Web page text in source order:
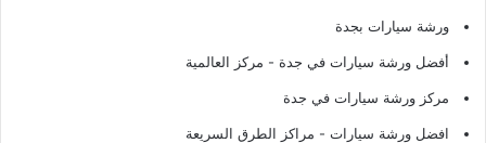
ورشة سيارات بجدة
أفضل ورشة سيارات في جدة - مركز العالمية
مركز ورشة سيارات في جدة
افضل ورشة سيارات - مراكز الطرق السريعة